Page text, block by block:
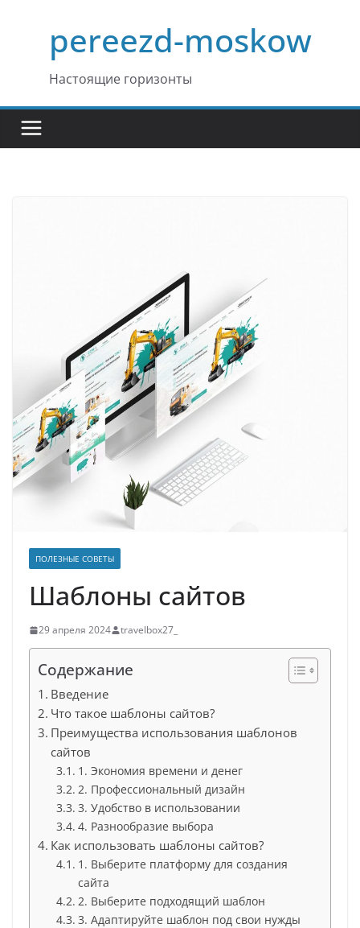
содержимомуpereezd-moskow
Настоящие горизонты
ПОЛЕЗНЫЕ СОВЕТЫ
Шаблоны сайтов
29 апреля 2024 travelbox27_
Содержание
Введение
Что такое шаблоны сайтов?
Преимущества использования шаблонов
сайтов
1. Экономия времени и денег
2. Профессиональный дизайн
3. Удобство в использовании
4. Разнообразие выбора
Как использовать шаблоны сайтов?
1. Выберите платформу для создания
сайта
2. Выберите подходящий шаблон
3. Адаптируйте шаблон под свои нужды